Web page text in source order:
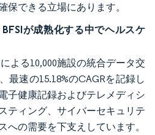
保できる立場にあります。
が成熟化する中でヘルスケ
よる10,000施設の統合データ交
最速の15.18%のCAGRを記録し
子健康記録およびテレメディシ
ティング、サイバーセキュリテ
への需要を下支えしています。